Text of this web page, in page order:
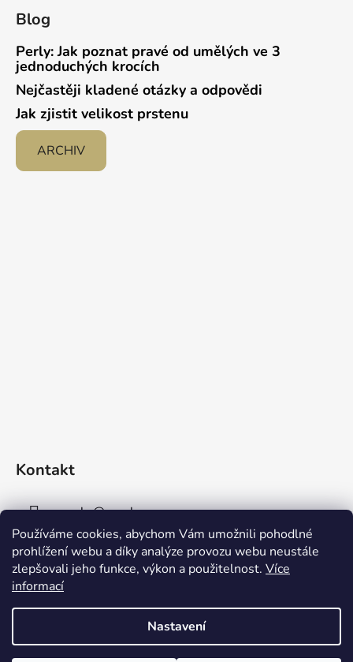
Používáme cookies, abychom Vám umožnili pohodlné
prohlížení webu a díky analýze provozu webu neustále
zlepšovali jeho funkce, výkon a použitelnost. Více
informací
Nastavení
Blog
Perly: Jak poznat pravé od umělých ve 3
jednoduchých krocích
Nejčastěji kladené otázky a odpovědi
Jak zjistit velikost prstenu
ARCHIV
Kontakt
sperky@sperky-nm.cz
+420 737 11 00 33